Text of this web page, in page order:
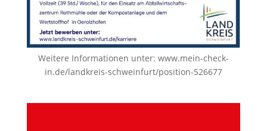
Weitere Informationen unter: www.mein-check-
in.de/landkreis-schweinfurt/position-526677